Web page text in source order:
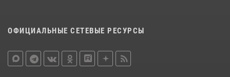
ОФИЦИАЛЬНЫЕ СЕТЕВЫЕ РЕСУРСЫ